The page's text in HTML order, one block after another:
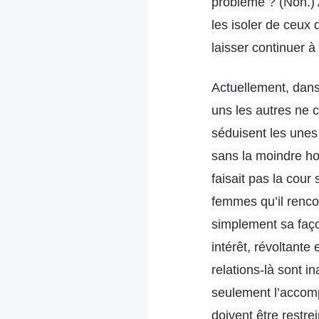
les isoler de ceux
laisser continuer
Actuellement, dans certaines Églises, des cas d’hommes et de femmes qui se séduisent les uns les autres ne cessent de se produire. Ces personnes, dès qu’elles en ont l’occasion, se séduisent les unes les autres, se comportant de manière particulièrement dévergondée et sans la moindre honte. J’ai entendu parler d’un homme qui séduisait plusieurs femmes ; il ne faisait pas la cour sérieusement, mais séduisait et s’accrochait imprudemment à toutes les femmes qu’il rencontrait. Certains diront : « Il interagit simplement de manière normale, c’est simplement sa façon d’interagir. » La plupart des gens trouvent cette façon d’interagir sans intérêt, révoltante et dégoûtante. N’est-ce pas un problème ? Cela peut-il prouver que ces relations-là sont inappropriées ? Si le fait que deux personnes se fréquentent n’affecte pas seulement l’accomplissement de leurs propres devoirs, mais aussi celui des autres, elles doivent être restreintes. Elles ne sauraient être autorisées à se fréquenter dans le cadre de la vie d’Église, en particulier dans les églises du devoir à temps plein, parce que cela affecte l’accomplissement du devoir des autres et nuit au travail de l’Église. Lorsqu’elles peuvent rester concentrées sur leurs devoirs, elles peuvent retourner à l’église du devoir à temps plein pour y faire leurs devoirs. Certaines personnes ne cherchent pas à faire des rencontres sérieuses, elles séduisent et s’accrochent imprudemment, jouant avec leurs désirs lubriques et perturbant la vie d’Église, affectant l’humeur des gens et perturbant les autres. Cette situation constitue une perturbation du travail de l’Église et devrait être résolue et traitée conformément aux principes ; ces personnes devraient être isolées et exclues en temps voulu. Ce problème est-il facile à gérer ? Personne ne devrait être autorisé à perturber et à interrompre la vie et le travail de l’Église, et ce genre de problèmes devrait être traité conformément aux principes.